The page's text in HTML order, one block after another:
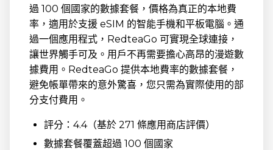
過 100 個國家的數據套餐，價格為真正的本地費
率，適用於支援 eSIM 的智能手機和平板電腦。通
過一個應用程式，RedteaGo 可實現全球連接，
讓世界觸手可及。用戶不再需要擔心高昂的漫遊數
據費用。RedteaGo 提供本地費率的數據套餐，
避免帳單帶來的意外驚喜，您只需為實際使用的部
分支付費用。
評分：4.4（基於 271 條應用商店評價）
數據套餐覆蓋超過 100 個國家